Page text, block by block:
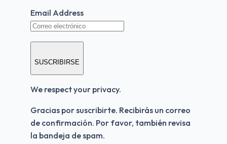
Email Address
SUSCRIBIRSE
We respect your privacy.
Gracias por suscribirte. Recibirás un correo
de confirmación. Por favor, también revisa
la bandeja de spam.